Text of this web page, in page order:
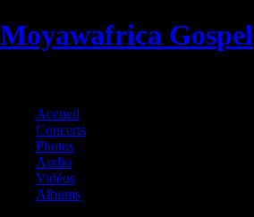
Moyawafrica Gospel
Accueil
Concerts
Photos
Audio
Vidéos
Albums